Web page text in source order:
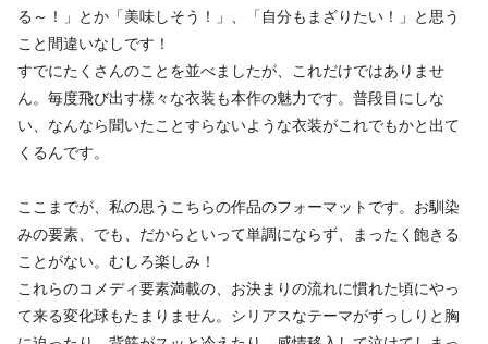
る～！」とか「美味しそう！」、「自分もまざりたい！」と思う
こと間違いなしです！
すでにたくさんのことを並べましたが、これだけではありませ
ん。毎度飛び出す様々な衣装も本作の魅力です。普段目にしな
い、なんなら聞いたことすらないような衣装がこれでもかと出て
くるんです。
ここまでが、私の思うこちらの作品のフォーマットです。お馴染
みの要素、でも、だからといって単調にならず、まったく飽きる
ことがない。むしろ楽しみ！
これらのコメディ要素満載の、お決まりの流れに慣れた頃にやっ
て来る変化球もたまりません。シリアスなテーマがずっしりと胸